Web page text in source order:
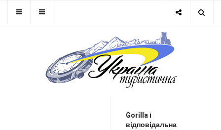
Gorilla і
відповідальна